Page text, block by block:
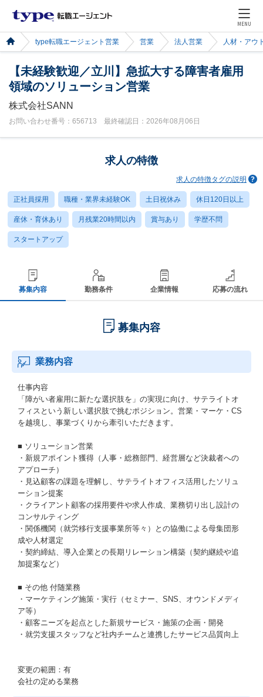
MENU
type転職エージェント営業 営業 法人営業 人材・アウ
【未経験歓迎／立川】急拡大する障害者雇用
領域のソリューション営業
株式会社SANN
お問い合わせ番号：656713 最終確認日：2026年08月06日
求人の特徴
求人の特徴タグの説明
正社員採用 職種・業界未経験OK 土日祝休み 休日120日以上
産休・育休あり 月残業20時間以内 賞与あり 学歴不問
スタートアップ
募集内容 勤務条件 企業情報 応募の流れ
募集内容
業務内容
仕事内容
「障がい者雇用に新たな選択肢を」の実現に向け、サテライトオ
フィスという新しい選択肢で挑むポジション。営業・マーケ・CS
を越境し、事業づくりから牽引いただきます。
■ ソリューション営業
・新規アポイント獲得（人事・総務部門、経営層など決裁者への
アプローチ）
・見込顧客の課題を理解し、サテライトオフィス活用したソリュ
ーション提案
・クライアント顧客の採用要件や求人作成、業務切り出し設計の
コンサルティング
・関係機関（就労移行支援事業所等々）との協働による母集団形
成や人材選定
・契約締結、導入企業との長期リレーション構築（契約継続や追
加提案など）
■ その他 付随業務
・マーケティング施策・実行（セミナー、SNS、オウンドメディ
ア等）
・顧客ニーズを起点とした新規サービス・施策の企画・開発
・就労支援スタッフなど社内チームと連携したサービス品質向上
変更の範囲：有
会社の定める業務